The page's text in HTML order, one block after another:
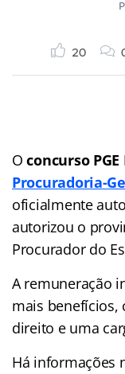
20
Oconcurso
Procuradoria-
oficialmente
autorizou o
Procurador do
A remuneração
mais benefícios,
direito e uma
Há informações